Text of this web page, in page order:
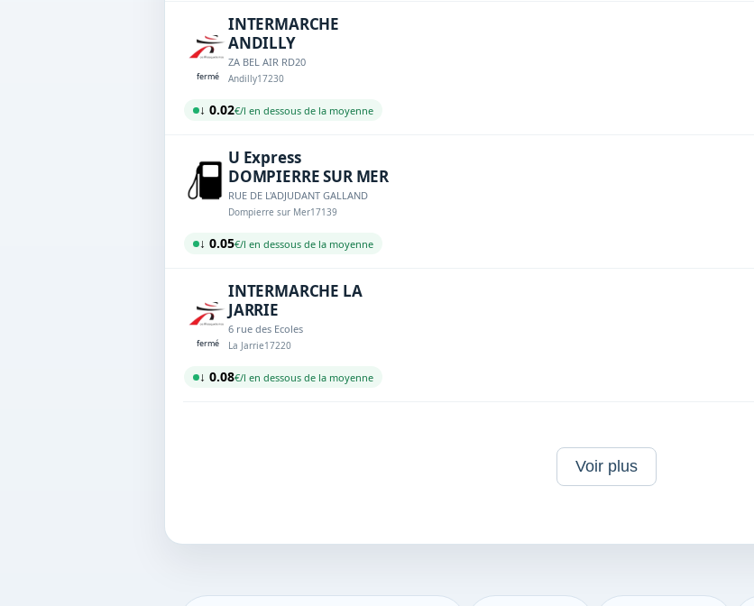
fermé
INTERMARCHE
ANDILLY
ZA BEL AIR RD20
Andilly17230
↓ 0.02€/l en dessous de la moyenne
U Express
DOMPIERRE SUR MER
RUE DE L'ADJUDANT GALLAND
Dompierre sur Mer17139
↓ 0.05€/l en dessous de la moyenne
fermé
INTERMARCHE LA
JARRIE
6 rue des Ecoles
La Jarrie17220
↓ 0.08€/l en dessous de la moyenne
Voir plus